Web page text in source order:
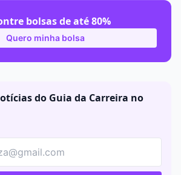
bolsas de até 80%
Quero minha bolsa
do Guia da Carreira no